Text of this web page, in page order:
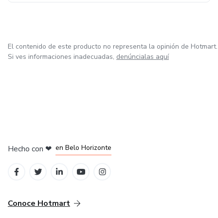
El contenido de este producto no representa la opinión de Hotmart.
Si ves informaciones inadecuadas, denúncialas aquí
Hecho con ❤ en Belo Horizonte
Conoce Hotmart